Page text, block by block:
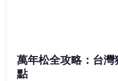
萬年松全攻略：台
點